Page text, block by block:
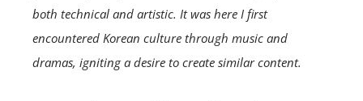
both technical and artistic. It was here I first
encountered Korean culture through music and
dramas, igniting a desire to create similar content.